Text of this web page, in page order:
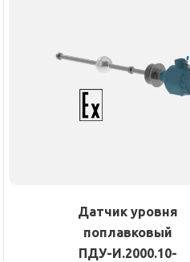
Датчик уровня
поплавковый
ПДУ-И.2000.10-